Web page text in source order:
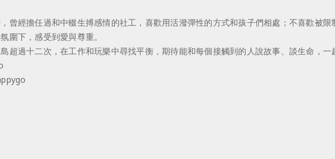
經擔任過和中輟生搏感情的社工，喜歡用活潑彈性的方式和孩子們相處；不喜歡被
圍下，感受到愛與尊重。
過十二次，在工作和玩樂中尋找平衡，期待能和每個接觸到的人說故事、談生命，一